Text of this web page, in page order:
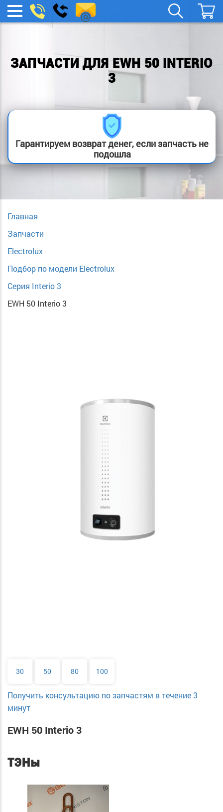
МЕНЮ
boylera@yandex.ru
Заказать
звонок
ЗАПЧАСТИ ДЛЯ EWH 50 INTERIO
3
Гарантируем возврат денег, если запчасть не
подошла
Главная
Запчасти
Electrolux
Подбор по модели Electrolux
Серия Interio 3
EWH 50 Interio 3
30 50 80 100
Получить консультацию по запчастям в течение 3
минут
EWH 50 Interio 3
ТЭНы